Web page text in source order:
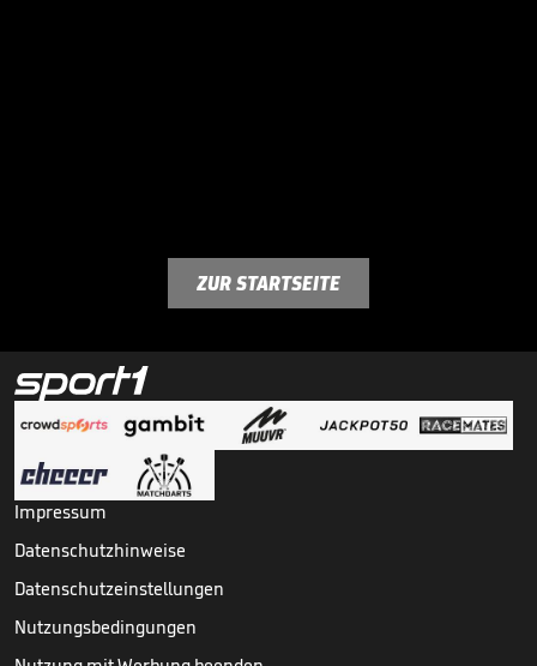
ZUR STARTSEITE
Impressum
Datenschutzhinweise
Datenschutzeinstellungen
Nutzungsbedingungen